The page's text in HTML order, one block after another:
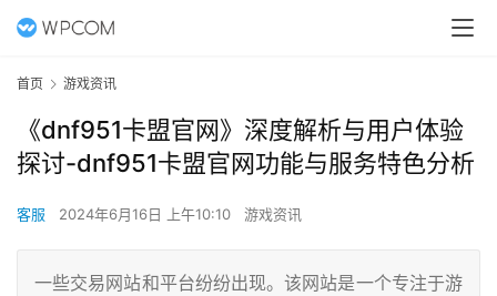
首页 游戏资讯
《dnf951卡盟官网》深度解析与用户体验
探讨-dnf951卡盟官网功能与服务特色分析
客服 2024年6月16日 上午10:10 游戏资讯
一些交易网站和平台纷纷出现。该网站是一个专注于游